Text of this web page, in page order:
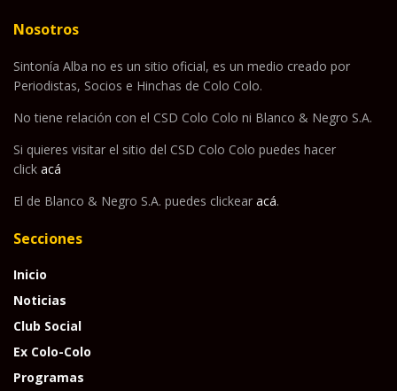
Nosotros
Sintonía Alba no es un sitio oficial, es un medio creado por
Periodistas, Socios e Hinchas de Colo Colo.
No tiene relación con el CSD Colo Colo ni Blanco & Negro S.A.
Si quieres visitar el sitio del CSD Colo Colo puedes hacer
click acá
El de Blanco & Negro S.A. puedes clickear acá.
Secciones
Inicio
Noticias
Club Social
Ex Colo-Colo
Programas